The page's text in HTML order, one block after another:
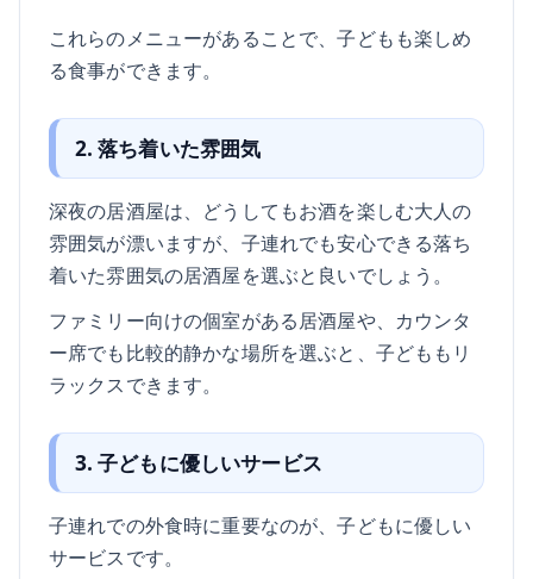
これらのメニューがあることで、子どもも楽しめ
る食事ができます。
2. 落ち着いた雰囲気
深夜の居酒屋は、どうしてもお酒を楽しむ大人の
雰囲気が漂いますが、子連れでも安心できる落ち
着いた雰囲気の居酒屋を選ぶと良いでしょう。
ファミリー向けの個室がある居酒屋や、カウンタ
ー席でも比較的静かな場所を選ぶと、子どももリ
ラックスできます。
3. 子どもに優しいサービス
子連れでの外食時に重要なのが、子どもに優しい
サービスです。